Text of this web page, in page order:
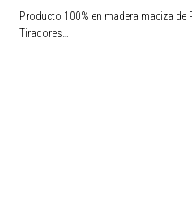
Producto 100% en madera maciza de
Tiradores…